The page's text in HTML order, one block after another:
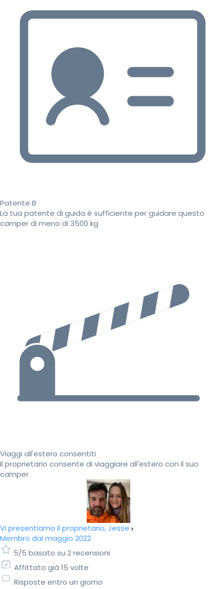
Patente B
La tua patente di guida è sufficiente per guidare questo
camper di meno di 3500 kg
Viaggi all'estero consentiti
Il proprietario consente di viaggiare all'estero con il suo
camper
Vi presentiamo il proprietario, Jesse
Membro dal maggio 2022
5/5 basato su 2 recensioni
Affittato già 15 volte
Risposte entro un giorno